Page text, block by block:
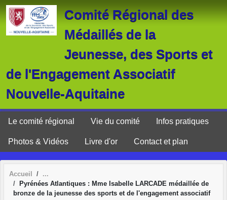
Comité Régional des
Médaillés de la
Jeunesse, des Sports et
de l'Engagement Associatif
Nouvelle-Aquitaine
Le comité régional Vie du comité Infos pratiques
Photos & Vidéos Livre d'or Contact et plan
Accueil
Pyrénées Atlantiques : Mme Isabelle LARCADE médaillée de
bronze de la jeunesse des sports et de l'engagement associatif
Panneau de gestion des cookies